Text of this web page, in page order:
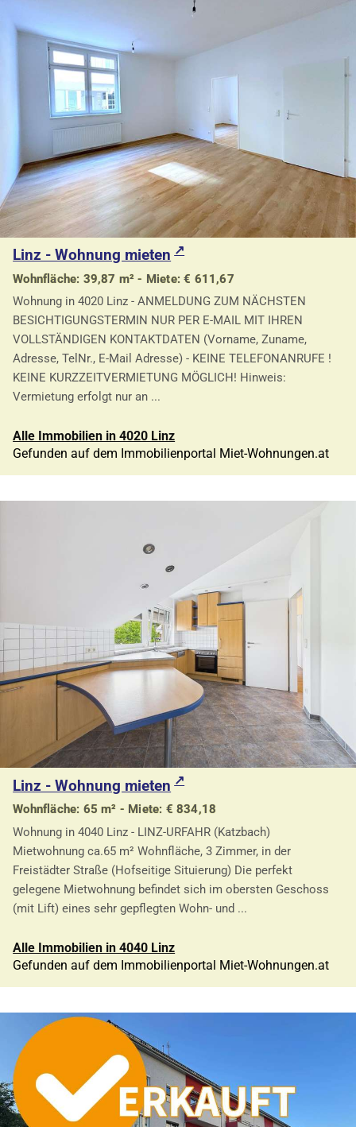
Linz - Wohnung mieten
Wohnfläche: 39,87 m² - Miete: € 611,67
Wohnung in 4020 Linz - ANMELDUNG ZUM NÄCHSTEN
BESICHTIGUNGSTERMIN NUR PER E-MAIL MIT IHREN
VOLLSTÄNDIGEN KONTAKTDATEN (Vorname, Zuname,
Adresse, TelNr., E-Mail Adresse) - KEINE TELEFONANRUFE !
KEINE KURZZEITVERMIETUNG MÖGLICH! Hinweis:
Vermietung erfolgt nur an ...
Alle Immobilien in 4020 Linz
Gefunden auf dem Immobilienportal Miet-Wohnungen.at
Linz - Wohnung mieten
Wohnfläche: 65 m² - Miete: € 834,18
Wohnung in 4040 Linz - LINZ-URFAHR (Katzbach)
Mietwohnung ca.65 m² Wohnfläche, 3 Zimmer, in der
Freistädter Straße (Hofseitige Situierung) Die perfekt
gelegene Mietwohnung befindet sich im obersten Geschoss
(mit Lift) eines sehr gepflegten Wohn- und ...
Alle Immobilien in 4040 Linz
Gefunden auf dem Immobilienportal Miet-Wohnungen.at